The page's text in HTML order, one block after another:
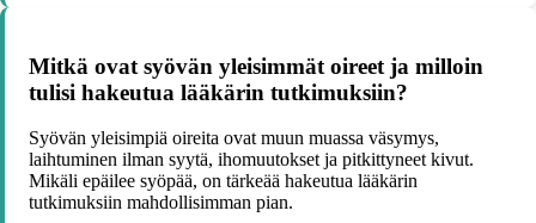
Mitkä ovat syövän yleisimmät oireet ja milloin
tulisi hakeutua lääkärin tutkimuksiin?
Syövän yleisimpiä oireita ovat muun muassa väsymys,
laihtuminen ilman syytä, ihomuutokset ja pitkittyneet kivut.
Mikäli epäilee syöpää, on tärkeää hakeutua lääkärin
tutkimuksiin mahdollisimman pian.